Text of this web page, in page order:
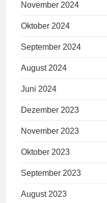
November 2024
Oktober 2024
September 2024
August 2024
Juni 2024
Dezember 2023
November 2023
Oktober 2023
September 2023
August 2023